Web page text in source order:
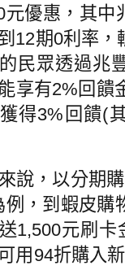
元優惠，其中
12期0利率，
民眾透過兆
享有2%回饋
得3% 回饋(
說，以分期
例，到蝦皮購
1,500元刷卡
用 94折購入